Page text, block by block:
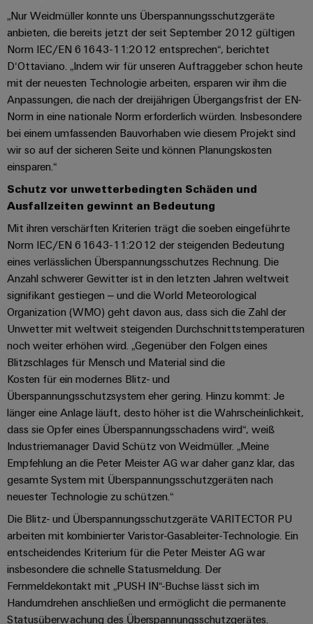
für
Geräte
Konventionelle
Energieerzeugung
Zukunftssicherheit
bewährte
Energieerzeugung
für
verschiedene
der
Maschinen
und
Fabrikautomation
Öl
&
Gas
Sicherer
Betrieb
mit
vernetzten
Lösungen
für
die
Prozessindustrie
Photovoltaik
Mehr
Ressourceneffizienz
durch
Sonnenenergie
Schaltschrankbau
Lösungen
für
die
Herausforderungen
im
Systeme
und
Lösungen
Dezentrale
Automatisierung
Energiemanagement-
Lösungen
&
Automation
Software
Industrial
Analytics
Industrial
Automation
Industrial
IoT
Industrial
Security
Industrial
Service
Platform
easyConnect
EZA-
Regler
Gerätehersteller
Elektronikgehäuse
Blitz-
und
Überspannungsschutz
PV
Generatoranschlusskasten
Automatisierung
&
Software
Steuerungen
I/O-
Systeme
Industrial
Ethernet
Touch-
Panels
Engineering-
und
Visualisierungstools
Energiemessung
und
Smart
Metering
Weidmüller
Industrial
Support
Umweltbezogene
Produktkonformität
Engineering
Daten
Technische
Reparatur
und
Ersatzteile
Trainings
und
Webinare
PSIRT
Digitale
Bestellmöglichkeiten
eShop
OCI-
Schnittstelle
EDI-
Schnittstelle
ALLE
SERVICES
Fachpressemeldungen
Pressekontakt
Unsere
Partner
IIoT
Automation
Partner
Netzwerk
IIoT
and
Automation
Solution
Partner
finden
Solution
Partner
-
Systemintegratoren
Messen
Events
Globale
Messen
&
Events
Offene
Ausbildungs-
und
Studienplätze
Veranstaltungen
Workshops
für
Schulklassen
Stellenbörse
Spannende
in unseren
„Nur Weidmüller konnte uns Überspannungsschutzgeräte
anbieten, die bereits jetzt der seit September 2012 gültigen
Norm IEC/EN 61643-11:2012 entsprechen“, berichtet
D‘Ottaviano. „Indem wir für unseren Auftraggeber schon heute
mit der neuesten Technologie arbeiten, ersparen wir ihm die
Anpassungen, die nach der dreijährigen Übergangsfrist der EN-
Norm in eine nationale Norm erforderlich würden. Insbesondere
bei einem umfassenden Bauvorhaben wie diesem Projekt sind
wir so auf der sicheren Seite und können Planungskosten
einsparen.“
Schutz vor unwetterbedingten Schäden und
Ausfallzeiten gewinnt an Bedeutung
Mit ihren verschärften Kriterien trägt die soeben eingeführte
Norm IEC/EN 61643-11:2012 der steigenden Bedeutung
eines verlässlichen Überspannungsschutzes Rechnung. Die
Anzahl schwerer Gewitter ist in den letzten Jahren weltweit
signifikant gestiegen – und die World Meteorological
Organization (WMO) geht davon aus, dass sich die Zahl der
Unwetter mit weltweit steigenden Durchschnittstemperaturen
noch weiter erhöhen wird. „Gegenüber den Folgen eines
Blitzschlages für Mensch und Material sind die
Kosten für ein modernes Blitz- und
Überspannungsschutzsystem eher gering. Hinzu kommt: Je
länger eine Anlage läuft, desto höher ist die Wahrscheinlichkeit,
dass sie Opfer eines Überspannungsschadens wird“, weiß
Industriemanager David Schütz von Weidmüller. „Meine
Empfehlung an die Peter Meister AG war daher ganz klar, das
gesamte System mit Überspannungsschutzgeräten nach
neuester Technologie zu schützen.“
Die Blitz- und Überspannungsschutzgeräte VARITECTOR PU
arbeiten mit kombinierter Varistor-Gasableiter-Technologie. Ein
entscheidendes Kriterium für die Peter Meister AG war
insbesondere die schnelle Statusmeldung. Der
Fernmeldekontakt mit „PUSH IN“-Buchse lässt sich im
Handumdrehen anschließen und ermöglicht die permanente
Statusüberwachung des Überspannungsschutzgerätes.